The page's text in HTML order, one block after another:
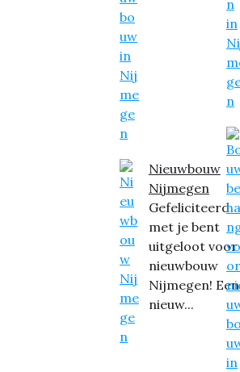
Nieuwbouw
Nijmegen
Gefeliciteerd
met je bent
uitgeloot voor
nieuwbouw
Nijmegen! Een
nieuw...